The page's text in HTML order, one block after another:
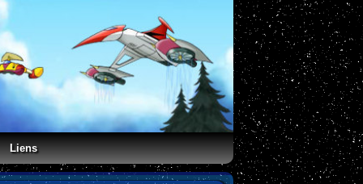
Liens